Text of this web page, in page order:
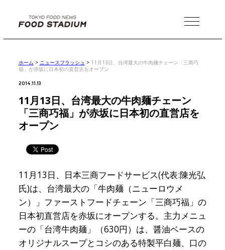
MENU
ホーム > ニュースフラッシュ > 11月13日、台湾最大の牛肉麺チェーン「三商巧
福」が赤坂に日本初の直営店をオープン
2014.11.13
11月13日、台湾最大の牛肉麺チェーン
「三商巧福」が赤坂に日本初の直営店を
オープン
11月13日、日本三商フードサービス(代表:陳光弘
氏)は、台湾最大の「牛肉麺（ニューロウメ
ン）」ファーストフードチェーン「三商巧福」の
日本初直営店を赤坂にオープンする。主力メニュ
ーの「台湾牛肉麺」（630円）は、醤油ベースの
オリジナルスープとコシのある特製平白麺、口の